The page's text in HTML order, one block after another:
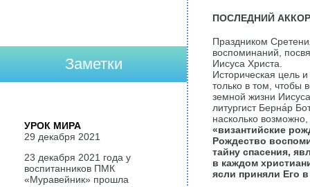
ПОСЛЕДНИЙ
Праздником
воспоминаний,
Иисуса Христа.
Историческая цель
только в том, чтобы
земной жизни
литургист Берна́р
насколько
«византийские
Рождество
тайну спасения,
в каждом
ясли приняли Его
Заметки
УРОК МИРА
29 декабря 2021
23 декабря 2021 года у
воспитанников ПМК
«Муравейник» прошла